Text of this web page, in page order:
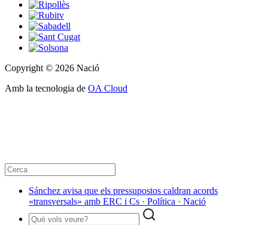
Copyright © 2026 Nació
Amb la tecnologia de OA Cloud
Sánchez avisa que els pressupostos caldran acords
«transversals» amb ERC i Cs · Política · Nació